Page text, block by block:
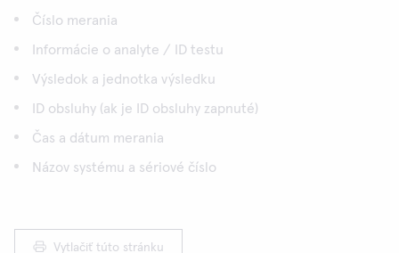
Číslo merania
Informácie o analyte / ID testu
Výsledok a jednotka výsledku
ID obsluhy (ak je ID obsluhy zapnuté)
Čas a dátum merania
Názov systému a sériové číslo
Vytlačiť túto stránku